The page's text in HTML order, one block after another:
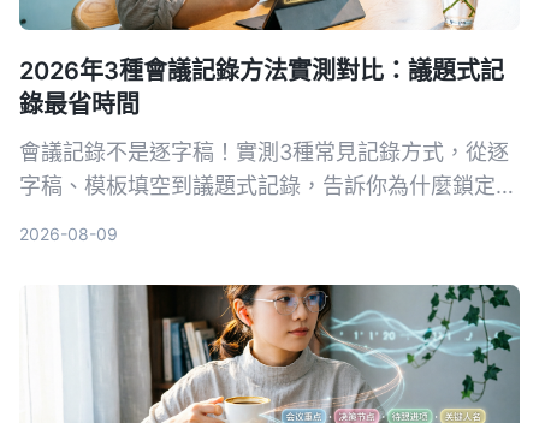
2026年3種會議記錄方法實測對比：議題式記
錄最省時間
會議記錄不是逐字稿！實測3種常見記錄方式，從逐
字稿、模板填空到議題式記錄，告訴你為什麼鎖定
2026-08-09